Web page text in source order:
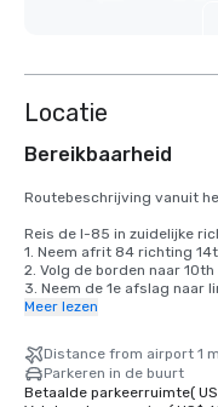
Locatie
Bereikbaarheid
Routebeschrijving vanuit
Reis de I-85 in zuidelijke
1. Neem afrit 84 richting
2. Volg de borden naar 10th
3. Neem de 1e afslag naar
4. Sla rechtsaf naar
The Fox Theatre)
Routebeschrijving van
Terrace Hotel
Meer lezen
Distance from airport 1
Parkeren in de buurt
Betaalde parkeerruimte(